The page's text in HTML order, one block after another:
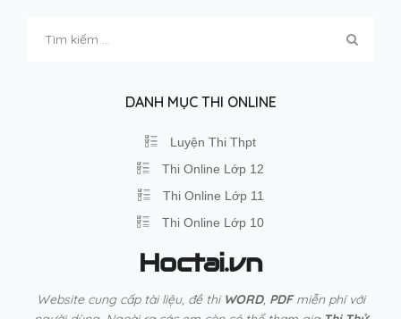
kiếm
DANH MỤC THI ONLINE
Luyện Thi Thpt
Thi Online Lớp 12
Thi Online Lớp 11
Thi Online Lớp 10
Hoctai.vn
Website cung cấp tài liệu, đề thi WORD, PDFmiễn phí với